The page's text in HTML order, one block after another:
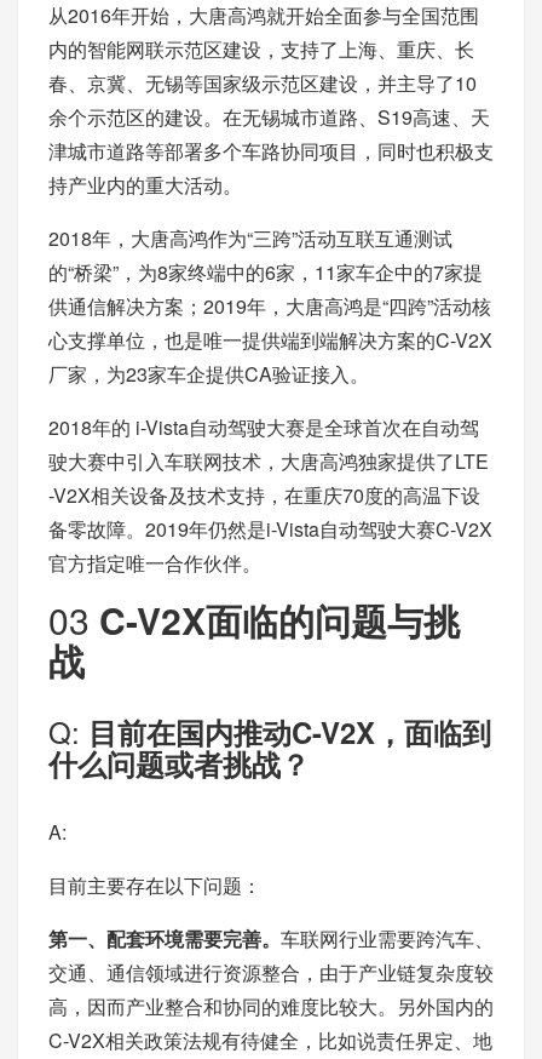
从2016年开始，大唐高鸿就开始全面参与全国范围
内的智能网联示范区建设，支持了上海、重庆、长
春、京冀、无锡等国家级示范区建设，并主导了10
余个示范区的建设。在无锡城市道路、S19高速、天
津城市道路等部署多个车路协同项目，同时也积极支
持产业内的重大活动。
2018年，大唐高鸿作为“三跨”活动互联互通测试
的“桥梁”，为8家终端中的6家，11家车企中的7家提
供通信解决方案；2019年，大唐高鸿是“四跨”活动核
心支撑单位，也是唯一提供端到端解决方案的C-V2X
厂家，为23家车企提供CA验证接入。
2018年的 i-Vista自动驾驶大赛是全球首次在自动驾
驶大赛中引入车联网技术，大唐高鸿独家提供了LTE
-V2X相关设备及技术支持，在重庆70度的高温下设
备零故障。2019年仍然是i-Vista自动驾驶大赛C-V2X
官方指定唯一合作伙伴。
03 C-V2X面临的问题与挑
战
Q: 目前在国内推动C-V2X，面临到
什么问题或者挑战？
A:
目前主要存在以下问题：
第一、配套环境需要完善。 车联网行业需要跨汽车、
交通、通信领域进行资源整合，由于产业链复杂度较
高，因而产业整合和协同的难度比较大。另外国内的
C-V2X相关政策法规有待健全，比如说责任界定、地